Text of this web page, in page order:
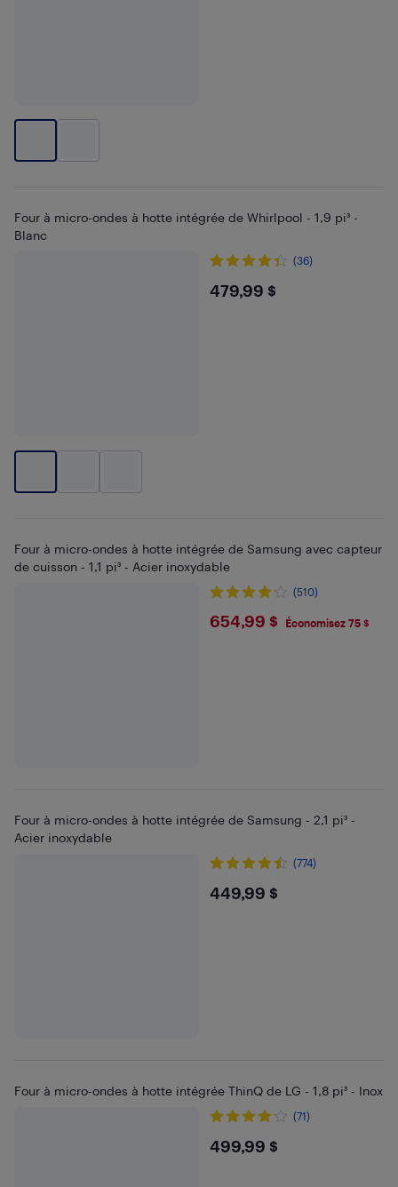
Four à micro-ondes à hotte intégrée de Whirlpool - 1,9 pi³ -
Blanc
(36)
$479.99
479,99 $
Four à micro-ondes à hotte intégrée de Samsung avec capteur
de cuisson - 1,1 pi³ - Acier inoxydable
(510)
$654.99
654,99 $ Économisez 75 $
Four à micro-ondes à hotte intégrée de Samsung - 2,1 pi³ -
Acier inoxydable
(774)
$449.99
449,99 $
Four à micro-ondes à hotte intégrée ThinQ de LG - 1,8 pi³ - Inox
(71)
$499.99
499,99 $